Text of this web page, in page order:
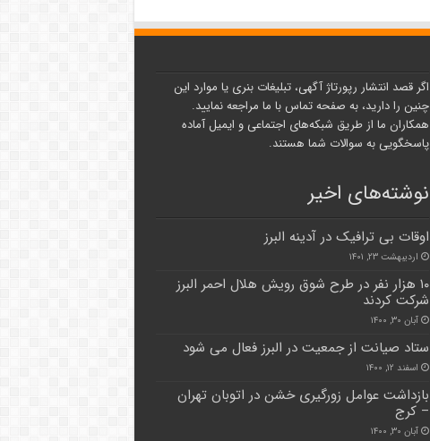
اگر قصد انتشار رپورتاژ آگهی، تبلیغات بنری یا موارد این
چنین را دارید، به صفحه تماس با ما مراجعه نمایید.
همکاران ما از طریق شبکه‌های اجتماعی و ایمیل آماده
پاسخگویی به سوالات شما هستند.
نوشته‌های اخیر
اوقات بی ترافیک در آدینه البرز
اردیبهشت ۲۳, ۱۴۰۱
۱۰ هزار نفر در طرح شوق رویش هلال احمر البرز
شرکت کردند
آبان ۳۰, ۱۴۰۰
ستاد صیانت از جمعیت در البرز فعال می شود
اسفند ۱۲, ۱۴۰۰
بازداشت عوامل زورگیری خشن در اتوبان تهران
– کرج
آبان ۳۰, ۱۴۰۰